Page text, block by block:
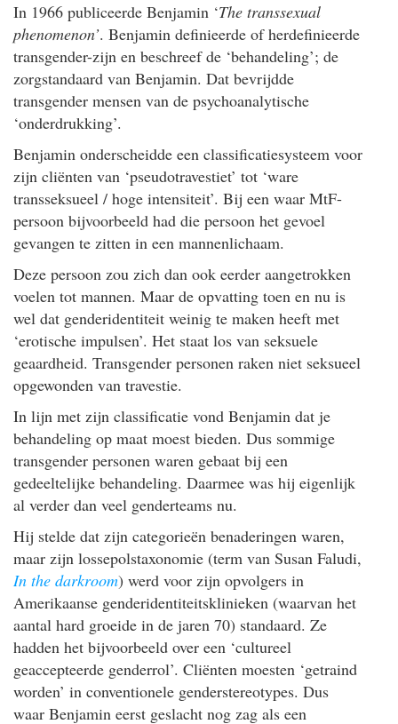
In 1966 publiceerde Benjamin ‘The transsexual
phenomenon’. Benjamin definieerde of herdefinieerde
transgender-zijn en beschreef de ‘behandeling’; de
zorgstandaard van Benjamin. Dat bevrijdde
transgender mensen van de psychoanalytische
‘onderdrukking’.
Benjamin onderscheidde een classificatiesysteem voor
zijn cliënten van ‘pseudotravestiet’ tot ‘ware
transseksueel / hoge intensiteit’. Bij een waar MtF-
persoon bijvoorbeeld had die persoon het gevoel
gevangen te zitten in een mannenlichaam.
Deze persoon zou zich dan ook eerder aangetrokken
voelen tot mannen. Maar de opvatting toen en nu is
wel dat genderidentiteit weinig te maken heeft met
‘erotische impulsen’. Het staat los van seksuele
geaardheid. Transgender personen raken niet seksueel
opgewonden van travestie.
In lijn met zijn classificatie vond Benjamin dat je
behandeling op maat moest bieden. Dus sommige
transgender personen waren gebaat bij een
gedeeltelijke behandeling. Daarmee was hij eigenlijk
al verder dan veel genderteams nu.
Hij stelde dat zijn categorieën benaderingen waren,
maar zijn lossepolstaxonomie (term van Susan Faludi,
In the darkroom) werd voor zijn opvolgers in
Amerikaanse genderidentiteitsklinieken (waarvan het
aantal hard groeide in de jaren 70) standaard. Ze
hadden het bijvoorbeeld over een ‘cultureel
geaccepteerde genderrol’. Cliënten moesten ‘getraind
worden’ in conventionele genderstereotypes. Dus
waar Benjamin eerst geslacht nog zag als een